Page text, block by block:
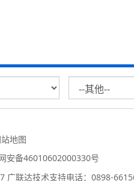
地图
安备46010602000330号
广联达技术支持电话：0898-